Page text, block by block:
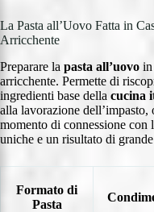
La Pasta all’Uovo Fatta in
Arricchente
Preparare la pasta all’uovo in
arricchente. Permette di
ingredienti base della cucina
alla lavorazione dell’impasto,
momento di connessione con
uniche e un risultato di
Formato di
Pasta